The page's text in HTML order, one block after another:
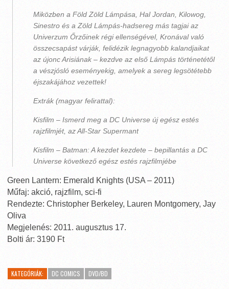
Miközben a Föld Zöld Lámpása, Hal Jordan, Kilowog,
Sinestro és a Zöld Lámpás-hadsereg más tagjai az
Univerzum Őrzőinek régi ellenségével, Kronával való
összecsapást várják, felidézik legnagyobb kalandjaikat
az újonc Arisiának – kezdve az első Lámpás történetétől
a vészjósló eseményekig, amelyek a sereg legsötétebb
éjszakájához vezettek!
Extrák (magyar felirattal):
Kisfilm – Ismerd meg a DC Universe új egész estés
rajzfilmjét, az All-Star Supermant
Kisfilm – Batman: A kezdet kezdete – bepillantás a DC
Universe következő egész estés rajzfilmjébe
Green Lantern: Emerald Knights (USA – 2011)
Műfaj: akció, rajzfilm, sci-fi
Rendezte: Christopher Berkeley, Lauren Montgomery, Jay
Oliva
Megjelenés: 2011. augusztus 17.
Bolti ár: 3190 Ft
KATEGÓRIÁK: DC COMICS DVD/BD